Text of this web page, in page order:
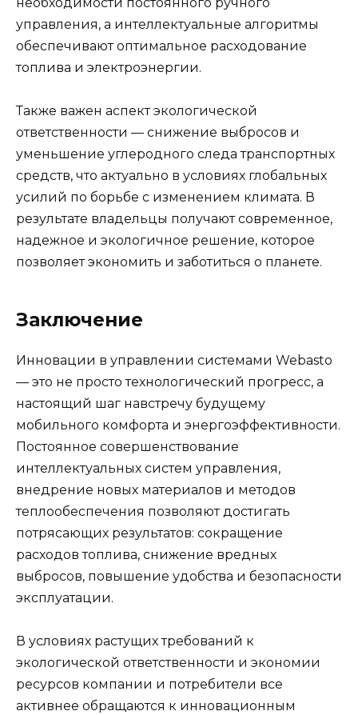
управления, а интеллектуальные алгоритмы
обеспечивают оптимальное расходование
топлива и электроэнергии.
Также важен аспект экологической
ответственности — снижение выбросов и
уменьшение углеродного следа транспортных
средств, что актуально в условиях глобальных
усилий по борьбе с изменением климата. В
результате владельцы получают современное,
надежное и экологичное решение, которое
позволяет экономить и заботиться о планете.
Заключение
Инновации в управлении системами Webasto
— это не просто технологический прогресс, а
настоящий шаг навстречу будущему
мобильного комфорта и энергоэффективности.
Постоянное совершенствование
интеллектуальных систем управления,
внедрение новых материалов и методов
теплообеспечения позволяют достигать
потрясающих результатов: сокращение
расходов топлива, снижение вредных
выбросов, повышение удобства и безопасности
эксплуатации.
В условиях растущих требований к
экологической ответственности и экономии
ресурсов компании и потребители все
активнее обращаются к инновационным